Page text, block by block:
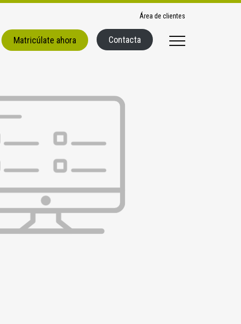
Matricúlate ahora Contacta
Área de clientes